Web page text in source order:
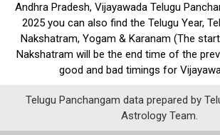
Andhra Pradesh, Vijayawada Telugu
2025 you can also find the Telugu Year,
Nakshatram, Yogam & Karanam (The
Nakshatram will be the end time of the
good and bad timings for
Telugu Panchangam data prepared by
Astrology Team.